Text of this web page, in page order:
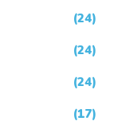
(24)
(24)
(24)
(17)